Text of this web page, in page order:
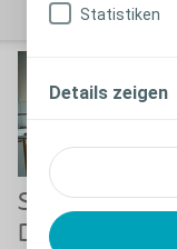
Statistiken
Details zeigen
Schließen
Sie haben
Durchfall?